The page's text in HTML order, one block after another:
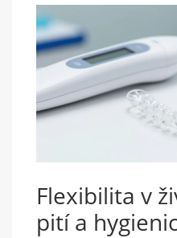
Flexibilita v
pití a